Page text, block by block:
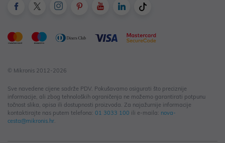
© Mikronis 2012-2026
Sve navedene cijene sadrže PDV. Pokušavamo osigurati što preciznije
informacije, ali zbog tehnoloških ograničenja ne možemo garantirati potpunu
točnost slika, opisa ili dostupnosti proizvoda. Za najažurnije informacije
kontaktirajte nas putem telefona: 01 3033 100 ili e-maila: nova-
cesta@mikronis.hr.